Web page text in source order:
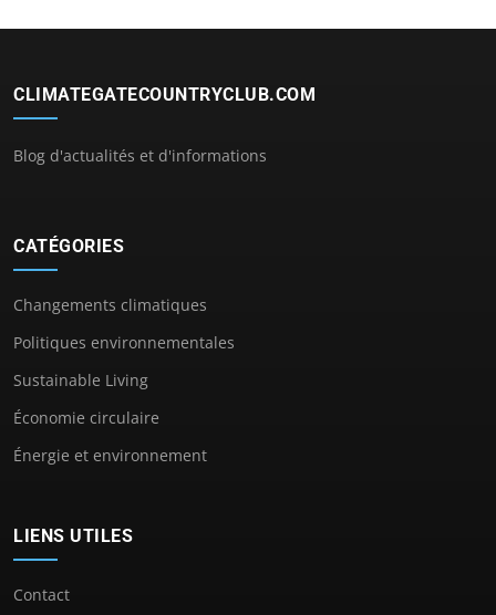
CLIMATEGATECOUNTRYCLUB.COM
Blog d'actualités et d'informations
CATÉGORIES
Changements climatiques
Politiques environnementales
Sustainable Living
Économie circulaire
Énergie et environnement
LIENS UTILES
Contact